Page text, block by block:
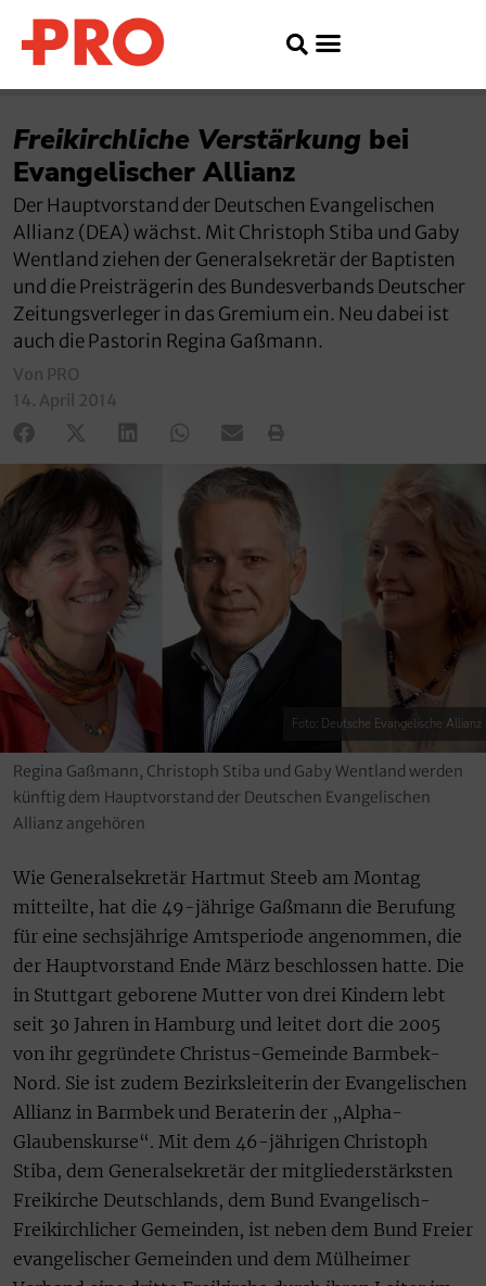
Freikirchliche Verstärkung bei
Evangelischer Allianz
Der Hauptvorstand der Deutschen Evangelischen
Allianz (DEA) wächst. Mit Christoph Stiba und Gaby
Wentland ziehen der Generalsekretär der Baptisten
und die Preisträgerin des Bundesverbands Deutscher
Zeitungsverleger in das Gremium ein. Neu dabei ist
auch die Pastorin Regina Gaßmann.
Von PRO
14. April 2014
Foto: Deutsche Evangelische Allianz
Regina Gaßmann, Christoph Stiba und Gaby Wentland werden
künftig dem Hauptvorstand der Deutschen Evangelischen
Allianz angehören
Wie Generalsekretär Hartmut Steeb am Montag
mitteilte, hat die 49-jährige Gaßmann die Berufung
für eine sechsjährige Amtsperiode angenommen, die
der Hauptvorstand Ende März beschlossen hatte. Die
in Stuttgart geborene Mutter von drei Kindern lebt
seit 30 Jahren in Hamburg und leitet dort die 2005
von ihr gegründete Christus-Gemeinde Barmbek-
Nord. Sie ist zudem Bezirksleiterin der Evangelischen
Allianz in Barmbek und Beraterin der „Alpha-
Glaubenskurse“. Mit dem 46-jährigen Christoph
Stiba, dem Generalsekretär der mitgliederstärksten
Freikirche Deutschlands, dem Bund Evangelisch-
Freikirchlicher Gemeinden, ist neben dem Bund Freier
evangelischer Gemeinden und dem Mülheimer